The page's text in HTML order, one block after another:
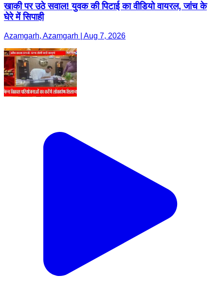
खाकी पर उठे सवाल! युवक की पिटाई का वीडियो वायरल, जांच के
घेरे में सिपाही
Azamgarh, Azamgarh | Aug 7, 2026